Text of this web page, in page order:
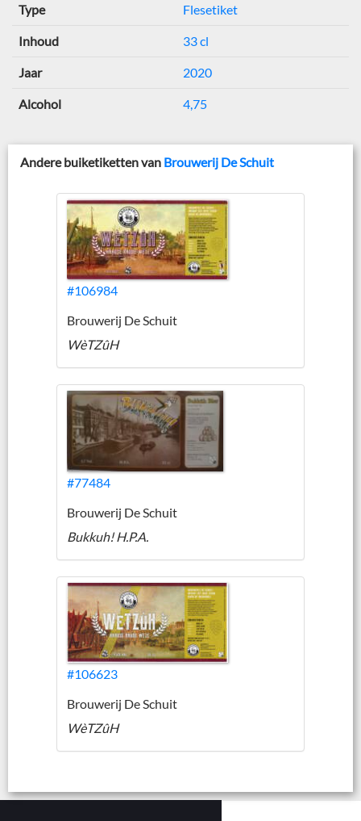
Type Flesetiket
Inhoud 33 cl
Jaar 2020
Alcohol 4,75
Andere buiketiketten van Brouwerij De Schuit
#106984
Brouwerij De Schuit
WèTZûH
#77484
Brouwerij De Schuit
Bukkuh! H.P.A.
#106623
Brouwerij De Schuit
WèTZûH